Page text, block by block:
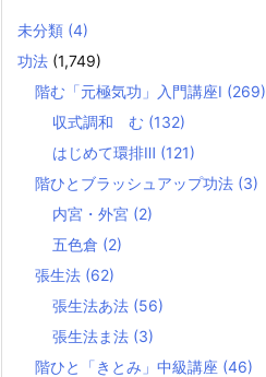
未分類 (4)
功法 (1,749)
階む「元極気功」入門講座Ⅰ (269)
収式調和 む (132)
はじめて環排Ⅲ (121)
階ひとブラッシュアップ功法 (3)
内宮・外宮 (2)
五色倉 (2)
張生法 (62)
張生法あ法 (56)
張生法ま法 (3)
階ひと「きとみ」中級講座 (46)